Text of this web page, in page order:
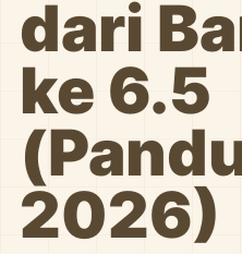
dari
ke 6.5
2026)